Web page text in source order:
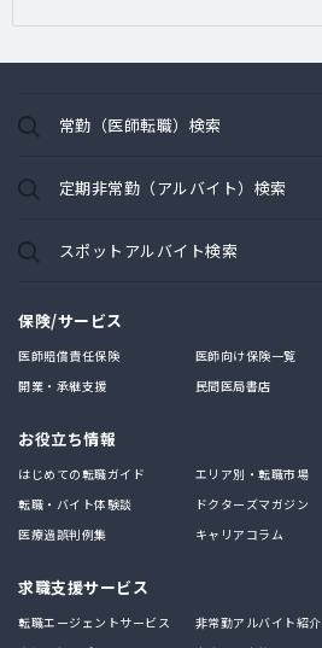
常勤（医師転職）検索
定期非常勤（アルバイト）検索
スポットアルバイト検索
保険/サービス
医師賠償責任保険
医師向け保険一覧
開業・承継支援
民間医局書店
お役立ち情報
はじめての転職ガイド
エリア別・転職市場
転職・バイト体験談
ドクターズマガジン
医療過誤判例集
キャリアコラム
求職支援サービス
転職エージェントサービス
非常勤アルバイト紹介